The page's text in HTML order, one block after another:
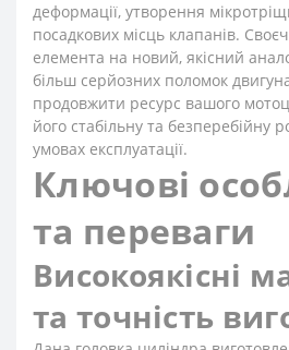
деформації, утворення
посадкових місць клапанів.
елемента на новий, якісний
більш серйозних поломок
продовжити ресурс вашого
його стабільну та безперебійну
умовах експлуатації.
Ключові
та переваги
Високоякісні
та точність